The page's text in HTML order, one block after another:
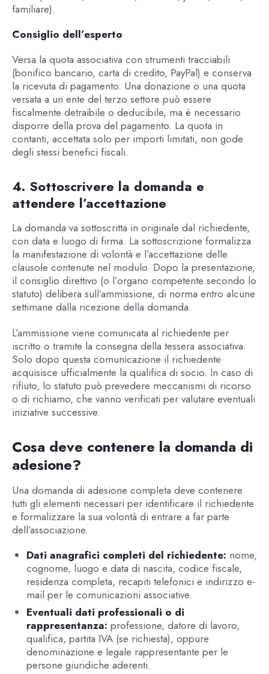
familiare).
Consiglio dell’esperto
Versa la quota associativa con strumenti tracciabili
(bonifico bancario, carta di credito, PayPal) e conserva
la ricevuta di pagamento. Una donazione o una quota
versata a un ente del terzo settore può essere
fiscalmente detraibile o deducibile, ma è necessario
disporre della prova del pagamento. La quota in
contanti, accettata solo per importi limitati, non gode
degli stessi benefici fiscali.
4. Sottoscrivere la domanda e
attendere l’accettazione
La domanda va sottoscritta in originale dal richiedente,
con data e luogo di firma. La sottoscrizione formalizza
la manifestazione di volontà e l’accettazione delle
clausole contenute nel modulo. Dopo la presentazione,
il consiglio direttivo (o l’organo competente secondo lo
statuto) delibera sull’ammissione, di norma entro alcune
settimane dalla ricezione della domanda.
L’ammissione viene comunicata al richiedente per
iscritto o tramite la consegna della tessera associativa.
Solo dopo questa comunicazione il richiedente
acquisisce ufficialmente la qualifica di socio. In caso di
rifiuto, lo statuto può prevedere meccanismi di ricorso
o di richiamo, che vanno verificati per valutare eventuali
iniziative successive.
Cosa deve contenere la domanda di
adesione?
Una domanda di adesione completa deve contenere
tutti gli elementi necessari per identificare il richiedente
e formalizzare la sua volontà di entrare a far parte
dell’associazione.
Dati anagrafici completi del richiedente: nome,
cognome, luogo e data di nascita, codice fiscale,
residenza completa, recapiti telefonici e indirizzo e-
mail per le comunicazioni associative.
Eventuali dati professionali o di
rappresentanza: professione, datore di lavoro,
qualifica, partita IVA (se richiesta), oppure
denominazione e legale rappresentante per le
persone giuridiche aderenti.